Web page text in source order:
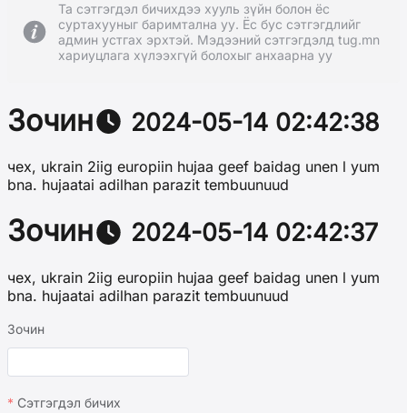
Та сэтгэгдэл бичихдээ хууль зүйн болон ёс
суртахууныг баримтална уу. Ёс бус сэтгэгдлийг
админ устгах эрхтэй. Мэдээний сэтгэгдэлд tug.mn
хариуцлага хүлээхгүй болохыг анхаарна уу
Зочин 2024-05-14 02:42:38
чex, ukrain 2iig europiin hujaa geef baidag unen l yum
bna. hujaatai adilhan parazit tembuunuud
Зочин 2024-05-14 02:42:37
чex, ukrain 2iig europiin hujaa geef baidag unen l yum
bna. hujaatai adilhan parazit tembuunuud
Зочин
Сэтгэгдэл бичих